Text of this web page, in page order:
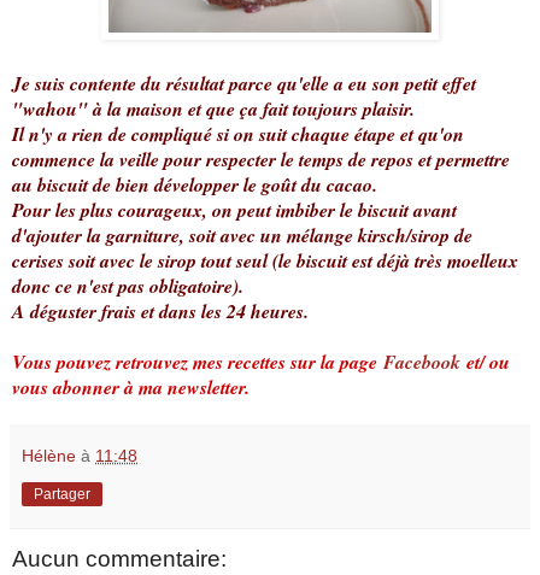
Je suis contente du résultat parce qu'elle a eu son petit effet
"wahou" à la maison et que ça fait toujours plaisir.
Il n'y a rien de compliqué si on suit chaque étape et qu'on
commence la veille pour respecter le temps de repos et permettre
au biscuit de bien développer le goût du cacao.
Pour les plus courageux, on peut imbiber le biscuit avant
d'ajouter la garniture, soit avec un mélange kirsch/sirop de
cerises soit avec le sirop tout seul (le biscuit est déjà très moelleux
donc ce n'est pas obligatoire).
A déguster frais et dans les 24 heures.
Vous pouvez retrouvez mes recettes sur la page Facebook et/ ou
vous abonner à ma newsletter.
Hélène à 11:48
Partager
Aucun commentaire: